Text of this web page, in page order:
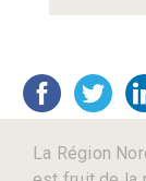
La Région